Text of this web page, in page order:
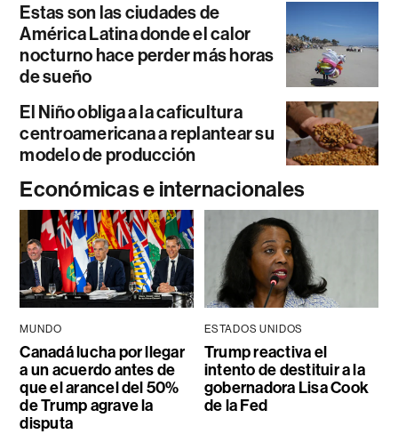
Estas son las ciudades de
América Latina donde el calor
nocturno hace perder más horas
de sueño
El Niño obliga a la caficultura
centroamericana a replantear su
modelo de producción
Económicas e internacionales
MUNDO
Canadá lucha por llegar
a un acuerdo antes de
que el arancel del 50%
de Trump agrave la
disputa
ESTADOS UNIDOS
Trump reactiva el
intento de destituir a la
gobernadora Lisa Cook
de la Fed